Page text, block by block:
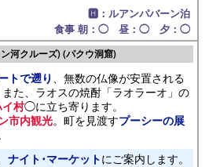
🅷：ルアンパバーン泊
食事 朝：◯ 昼：◯ 夕：◯
河クルーズ) (パクウ洞窟)
トで遡り 、無数の仏像が安置される
た、ラオスの焼酎「ラオラーオ」の
村◯に立ち寄ります。
市内観光。町を見渡すプーシーの展
ナイト･マーケットにご案内します。